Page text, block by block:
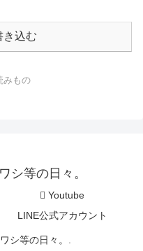
き込む
みもの
シ等の日々。
Youtube
LINE公式アカウント
シ等の日々。.